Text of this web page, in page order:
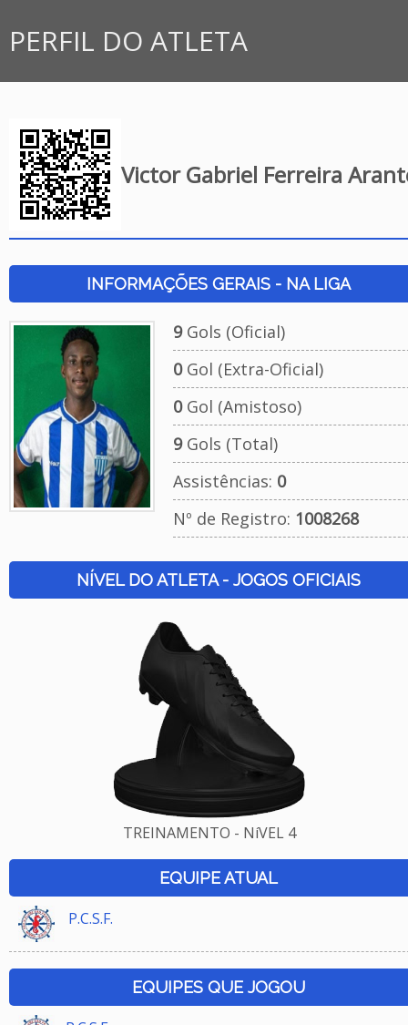
PERFIL DO ATLETA
Victor Gabriel Ferreira
INFORMAÇÕES GERAIS - NA LIGA
9Gols (Oficial)
0Gol (Extra-Oficial)
0Gol (Amistoso)
9Gols (Total)
Assistências: 0
Nº de Registro: 1008268
NÍVEL DO ATLETA - JOGOS OFICIAIS
TREINAMENTO - NíVEL 4
EQUIPE ATUAL
P.C.S.F.
EQUIPES QUE JOGOU